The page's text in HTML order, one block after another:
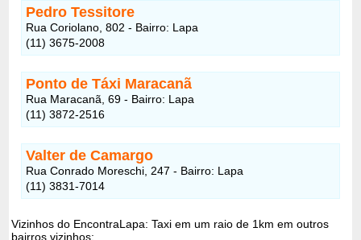
Pedro Tessitore
Rua Coriolano, 802 - Bairro: Lapa
(11) 3675-2008
Ponto de Táxi Maracanã
Rua Maracanã, 69 - Bairro: Lapa
(11) 3872-2516
Valter de Camargo
Rua Conrado Moreschi, 247 - Bairro: Lapa
(11) 3831-7014
Vizinhos do EncontraLapa: Taxi em um raio de 1km em outros
bairros vizinhos: